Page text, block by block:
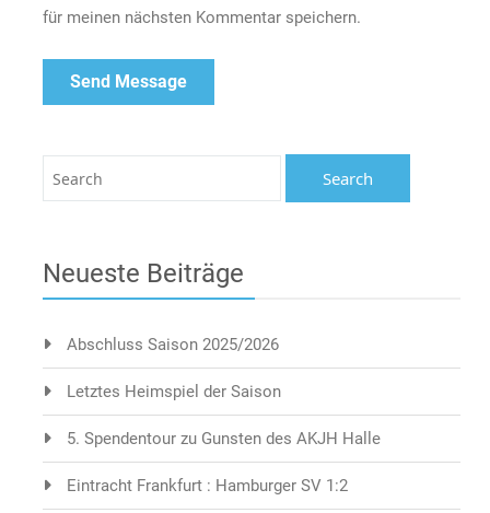
für meinen nächsten Kommentar speichern.
Neueste Beiträge
Abschluss Saison 2025/2026
Letztes Heimspiel der Saison
5. Spendentour zu Gunsten des AKJH Halle
Eintracht Frankfurt : Hamburger SV 1:2